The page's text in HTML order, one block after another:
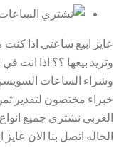
عايز ابيع ساعتي اذا
وتريد بيعها ؟؟ اذا انت
وشراء الساعات
خبراء مختصون لتقدير
العربي نشتري جميع
الحاله اتصل بنا الان